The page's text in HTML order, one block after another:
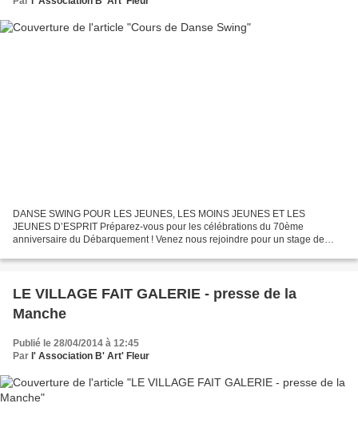
DANSE SWING POUR LES JEUNES, LES MOINS JEUNES ET LES
JEUNES D’ESPRIT Préparez-vous pour les célébrations du 70ème
anniversaire du Débarquement ! Venez nous rejoindre pour un stage de
LE VILLAGE FAIT GALERIE - presse de la
Manche
Publié le 28/04/2014 à 12:45
Par l' Association B' Art' Fleur